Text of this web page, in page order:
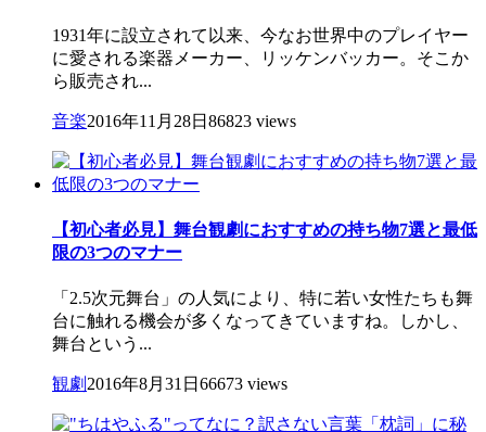
1931年に設立されて以来、今なお世界中のプレイヤー
に愛される楽器メーカー、リッケンバッカー。そこか
ら販売され...
音楽2016年11月28日 86823 views
【初心者必見】舞台観劇におすすめの持ち物7選と最低
限の3つのマナー
「2.5次元舞台」の人気により、特に若い女性たちも舞
台に触れる機会が多くなってきていますね。しかし、
舞台という...
観劇 2016年8月31日 66673 views